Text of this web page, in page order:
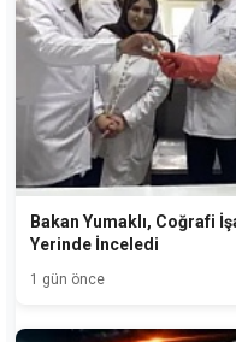
Bakan Yumaklı, Coğrafi
Yerinde İnceledi
1 gün önce